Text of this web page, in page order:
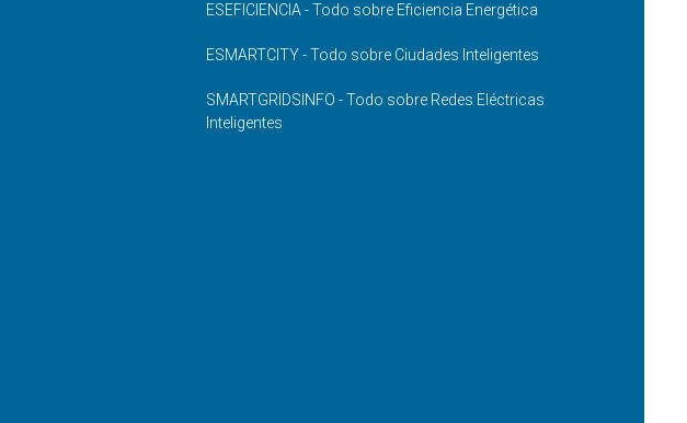
ESEFICIENCIA - Todo sobre Eficiencia Energética
ESMARTCITY - Todo sobre Ciudades Inteligentes
SMARTGRIDSINFO - Todo sobre Redes Eléctricas
Inteligentes